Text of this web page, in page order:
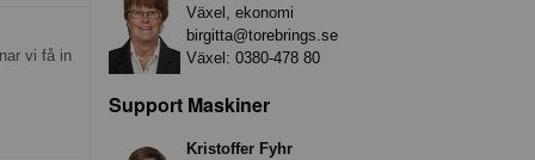
vi få in
Växel, ekonomi
birgitta@torebrings.se
Växel: 0380-478 80
Support Maskiner
Kristoffer Fyhr